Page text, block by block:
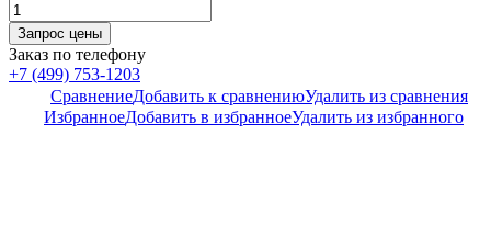
Заказ по телефону
+7 (499) 753-1203
СравнениеДобавить к сравнениюУдалить из сравнения
ИзбранноеДобавить в избранноеУдалить из избранного